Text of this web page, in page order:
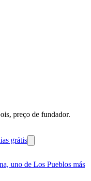
preço de fundador.
grátis
uno de Los Pueblos más